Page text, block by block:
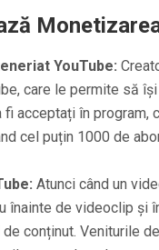
YouTube:
care le permite să
fi acceptați în
cel puțin 1000 de
Atunci când un
înainte de videoclip și
conținut. Veniturile